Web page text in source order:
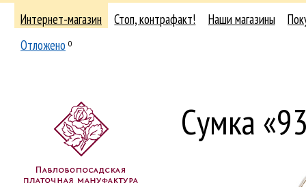
Интернет-магазин Стоп, контрафакт! Наши магазины
Отложено 0
Сумка